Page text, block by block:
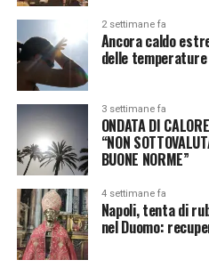
2 settimane fa
Ancora caldo
delle temperature
3 settimane fa
ONDATA DI
“NON
BUONE NORME”
4 settimane fa
Napoli, tenta di
nel Duomo: